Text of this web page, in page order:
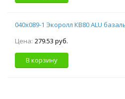
040х089-1 Экоролл КВ80 ALU
Цена: 279.53 руб.
В корзину